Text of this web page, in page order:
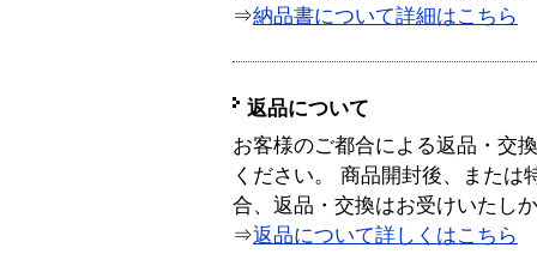
⇒納品書について詳細はこちら
返品について
お客様のご都合による返品・交
ください。 商品開封後、または
合、返品・交換はお受けいたし
⇒返品について詳しくはこちら